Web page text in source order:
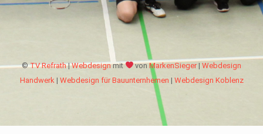
©TV Refrath|Webdesignmit vonMarkenSieger|Webdesign
Handwerk| Webdesign für Bauunternhemen | Webdesign Koblenz